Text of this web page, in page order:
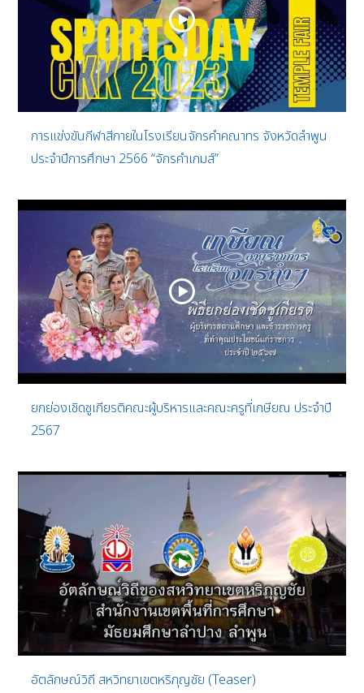
การแข่งขันกีฬาสีภายในโรงเรียนจักรคำคณาทร จังหวัดลำพูน
ประจำปีการศึกษา 2566 “จักรคำเกมส์”
ยกย่องเชิดชูเกียรติคณะผู้บริหารและคณะครูที่เกษียณ ประจำปี
2567
อัตลักษณ์วิถี สหวิทยาเขตหริภุญชัย (Teaser)